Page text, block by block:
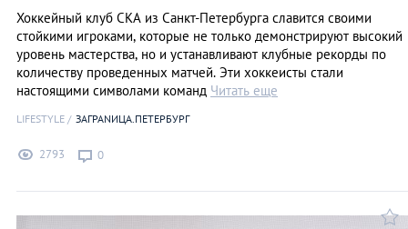
Хоккейный клуб СКА из Санкт-Петербурга славится своими
стойкими игроками, которые не только демонстрируют высокий
уровень мастерства, но и устанавливают клубные рекорды по
количеству проведенных матчей. Эти хоккеисты стали
настоящими символами команд Читать еще
LIFESTYLE ЗАГРАNИЦА.ПЕТЕРБУРГ
2793 0